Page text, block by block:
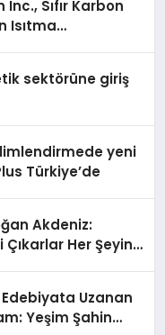
Sıfır Karbon
Isıtma
sektörüne giriş
yeni
Türkiye’de
Akdeniz:
Çıkarlar Her Şeyin
Uzanan
Yeşim Şahin